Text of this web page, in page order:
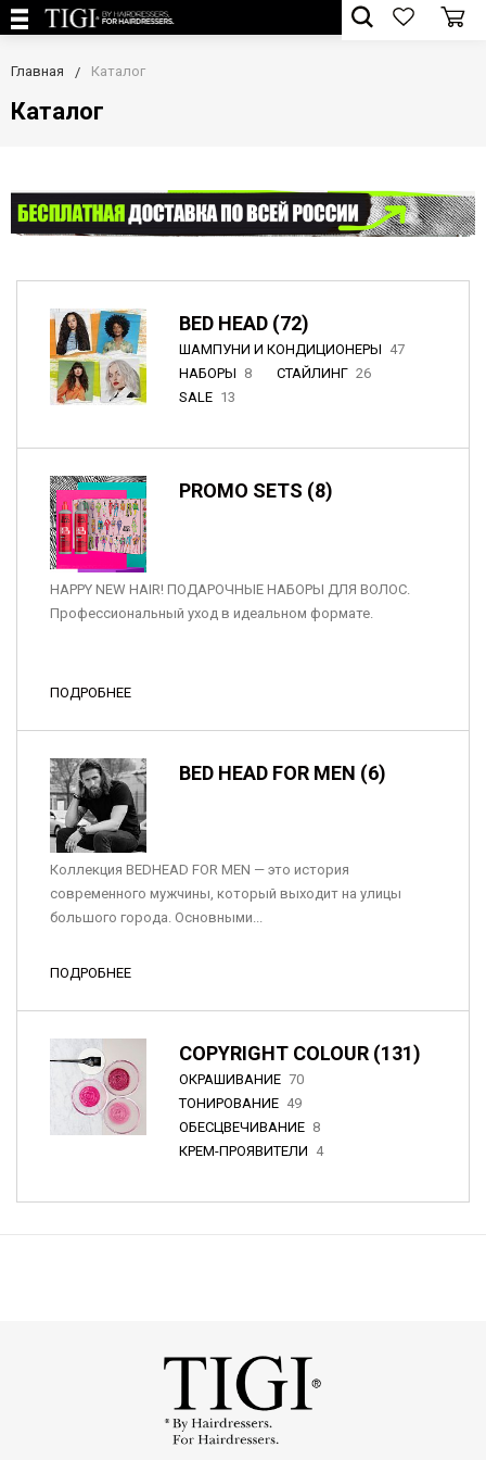
Главная Каталог
Каталог
BED HEAD (72)
ШАМПУНИ И КОНДИЦИОНЕРЫ 47
НАБОРЫ 8 СТАЙЛИНГ 26
SALE 13
PROMO SETS (8)
HAPPY NEW HAIR! ПОДАРОЧНЫЕ НАБОРЫ ДЛЯ ВОЛОС.
Профессиональный уход в идеальном формате.
ПОДРОБНЕЕ
BED HEAD FOR MEN (6)
Коллекция BEDHEAD FOR MEN — это история
современного мужчины, который выходит на улицы
большого города. Основными...
ПОДРОБНЕЕ
COPYRIGHT COLOUR (131)
ОКРАШИВАНИЕ 70
ТОНИРОВАНИЕ 49
ОБЕСЦВЕЧИВАНИЕ 8
КРЕМ-ПРОЯВИТЕЛИ 4